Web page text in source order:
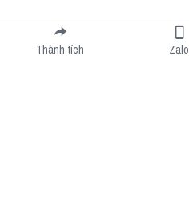
Submit
Thành tích Zalo